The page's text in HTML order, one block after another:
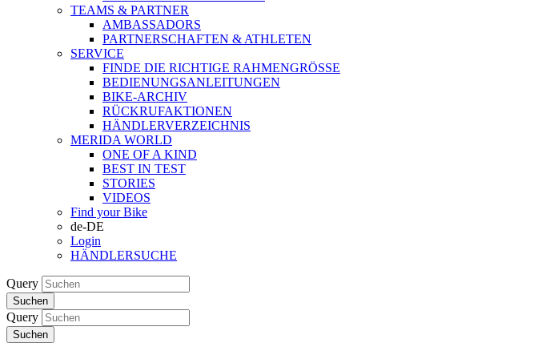
TEAMS & PARTNER
AMBASSADORS
PARTNERSCHAFTEN & ATHLETEN
SERVICE
FINDE DIE RICHTIGE RAHMENGRÖSSE
BEDIENUNGSANLEITUNGEN
BIKE-ARCHIV
RÜCKRUFAKTIONEN
HÄNDLERVERZEICHNIS
MERIDA WORLD
ONE OF A KIND
BEST IN TEST
STORIES
VIDEOS
Find your Bike
de-DE
Login
HÄNDLERSUCHE
Query
Suchen
Query
Suchen